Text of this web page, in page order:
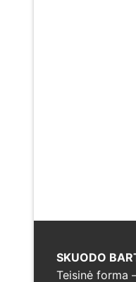
SKUODO
Teisinė forma